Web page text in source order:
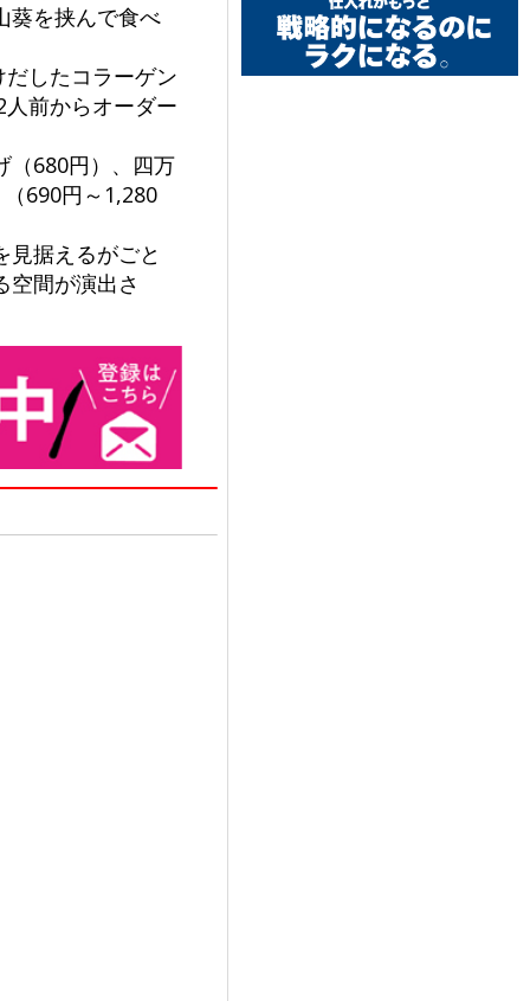
葵を挟んで食べ
したコラーゲン
前からオーダー
（680円）、四万
690円～1,280
据えるがごと
空間が演出さ